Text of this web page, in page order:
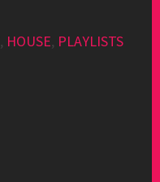
, HOUSE, PLAYLISTS